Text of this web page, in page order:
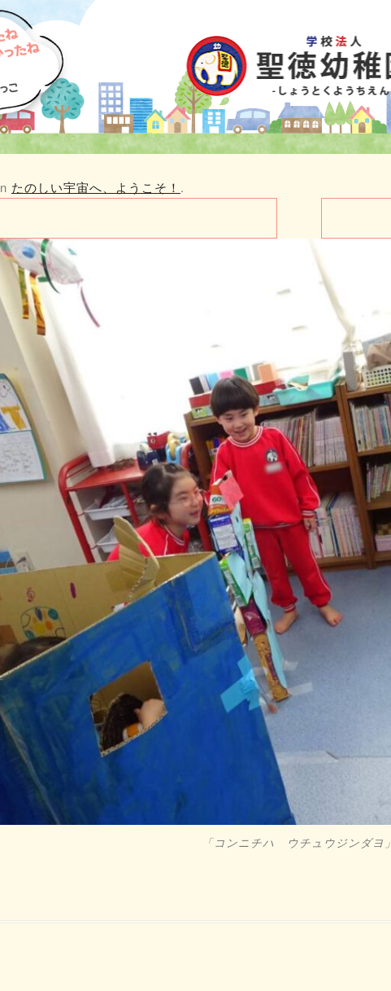
たのしい宇宙へ、ようこそ！ .
「コンニチハ ウチュウジンダヨ」